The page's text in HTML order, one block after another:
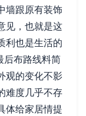
墙跟原有装饰
见，也就是这
利也是生活的
后布路线料简
观的变化不影
难度几乎不存
体给家居情提